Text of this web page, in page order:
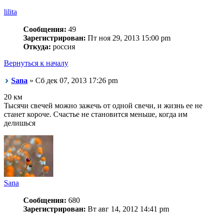
lilita
Сообщения: 49
Зарегистрирован: Пт ноя 29, 2013 15:00 pm
Откуда: россия
Вернуться к началу
Sana » Сб дек 07, 2013 17:26 pm
20 км
Тысячи свечей можно зажечь от одной свечи, и жизнь ее не
станет короче. Счастье не становится меньше, когда им
делишься
Sana
Сообщения: 680
Зарегистрирован: Вт авг 14, 2012 14:41 pm